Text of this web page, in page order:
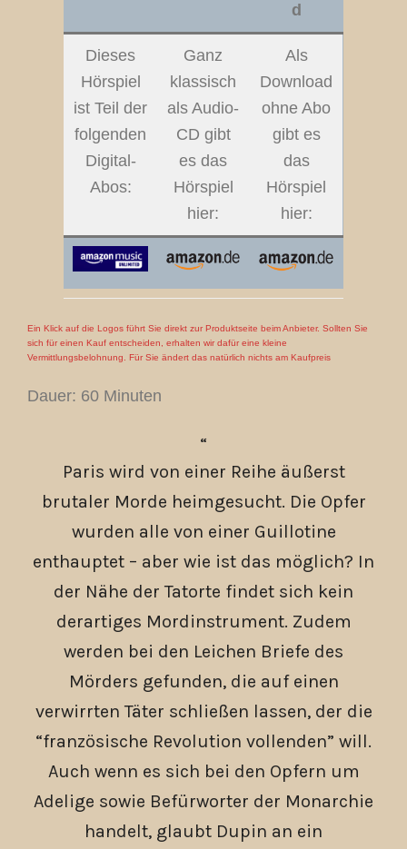
d
Dieses
Hörspiel
ist Teil der
folgenden
Digital-
Abos:
Ganz
klassisch
als Audio-
CD gibt
es das
Hörspiel
hier:
Als
Download
ohne Abo
gibt es
das
Hörspiel
hier:
Ein Klick auf die Logos führt Sie direkt zur Produktseite beim Anbieter. Sollten Sie
sich für einen Kauf entscheiden, erhalten wir dafür eine kleine
Vermittlungsbelohnung. Für Sie ändert das natürlich nichts am Kaufpreis
Dauer: 60 Minuten
Paris wird von einer Reihe äußerst
brutaler Morde heimgesucht. Die Opfer
wurden alle von einer Guillotine
enthauptet – aber wie ist das möglich? In
der Nähe der Tatorte findet sich kein
derartiges Mordinstrument. Zudem
werden bei den Leichen Briefe des
Mörders gefunden, die auf einen
verwirrten Täter schließen lassen, der die
“französische Revolution vollenden” will.
Auch wenn es sich bei den Opfern um
Adelige sowie Befürworter der Monarchie
handelt, glaubt Dupin an ein